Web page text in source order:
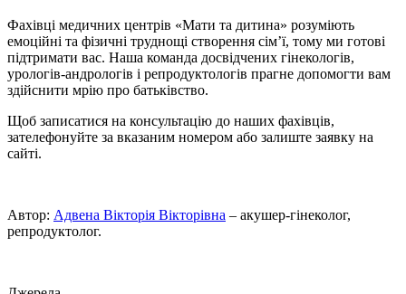
Фахiвцi медичних центрів «Мати та дитина» розуміють
емоційні та фізичні труднощі створення сім’ї, тому ми готові
підтримати вас. Наша команда досвідчених гінекологів,
урологів-андрологів і репродуктологів прагне допомогти вам
здійснити мрію про батьківство.
Щоб записатися на консультацію до наших фахівців,
зателефонуйте за вказаним номером або залиште заявку на
сайті.
Автор: Адвена Вікторія Вікторівна – акушер-гінеколог,
репродуктолог.